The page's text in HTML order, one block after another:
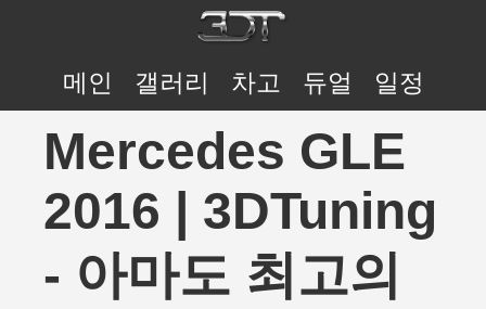
메인 갤러리 차고 듀얼 일정
Mercedes GLE
2016 | 3DTuning
- 아마도 최고의